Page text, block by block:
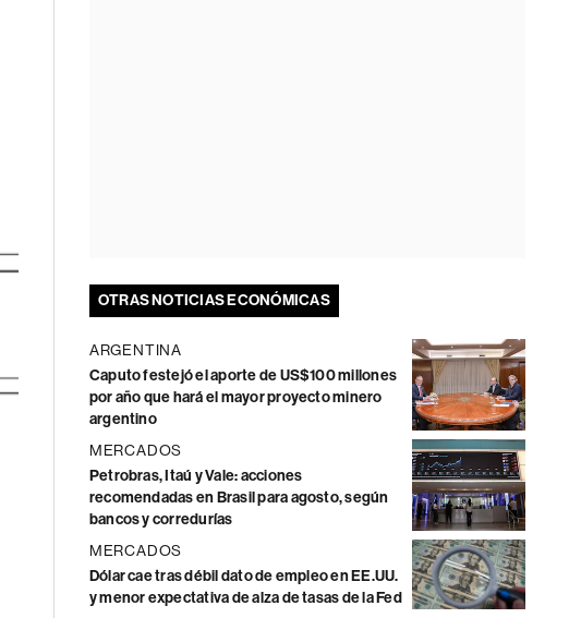
OTRAS NOTICIAS ECONÓMICAS
ARGENTINA
Caputo festejó el aporte de US$100 millones
por año que hará el mayor proyecto minero
argentino
MERCADOS
Petrobras, Itaú y Vale: acciones
recomendadas en Brasil para agosto, según
bancos y corredurías
MERCADOS
Dólar cae tras débil dato de empleo en EE.UU.
y menor expectativa de alza de tasas de la Fed